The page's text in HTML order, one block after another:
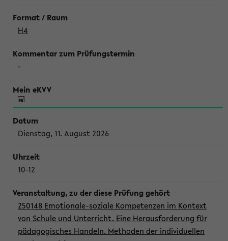
H4
-
Dienstag, 11. August 2026
10-12
250148 Emotionale-soziale Kompetenzen im Kontext
von Schule und Unterricht. Eine Herausforderung für
pädagogisches Handeln. Methoden der individuellen